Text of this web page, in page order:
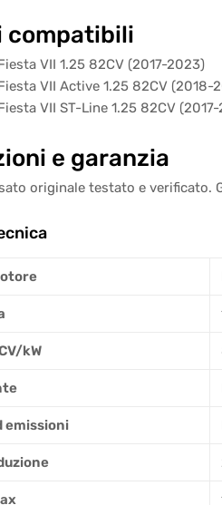
compatibili
VII 1.25 82CV (2017-2023)
VII Active 1.25 82CV (2018-
VII ST-Line 1.25 82CV
e garanzia
originale testato e verificato.
kW
emissioni